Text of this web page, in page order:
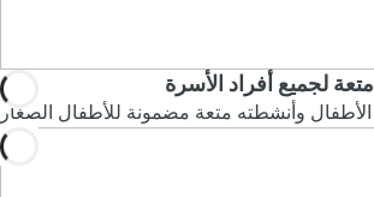
متعة لجميع أفراد الأسرة